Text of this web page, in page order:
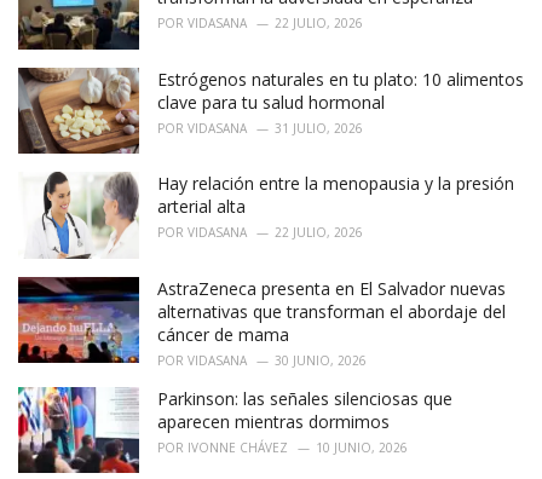
POR VIDASANA 22 JULIO, 2026
Estrógenos naturales en tu plato: 10 alimentos
clave para tu salud hormonal
POR VIDASANA 31 JULIO, 2026
Hay relación entre la menopausia y la presión
arterial alta
POR VIDASANA 22 JULIO, 2026
AstraZeneca presenta en El Salvador nuevas
alternativas que transforman el abordaje del
cáncer de mama
POR VIDASANA 30 JUNIO, 2026
Parkinson: las señales silenciosas que
aparecen mientras dormimos
POR IVONNE CHÁVEZ 10 JUNIO, 2026